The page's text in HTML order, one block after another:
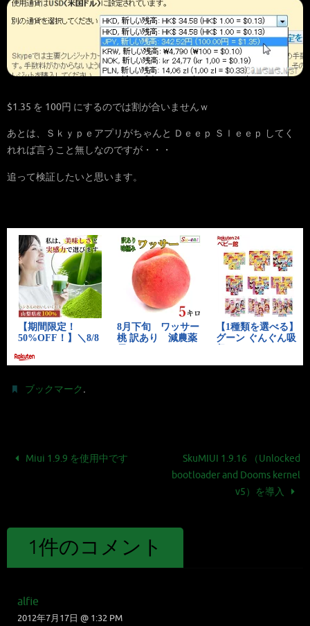
$1.35 を 100円 にするのでは割が合いませんｗ
あとは、Ｓｋｙｐｅアプリがちゃんと Ｄｅｅｐ Ｓｌｅｅｐ してく
れれば言うこと無しなのですが・・・
追って検証したいと思います。
ブックマーク.
Miui 1.9.9 を使用中です
SkuMIUI 1.9.16 （Unlocked
bootloader and Dooms kernel
v5）を導入
1件のコメント
alfie
2012年7月17日 @ 1:32 PM